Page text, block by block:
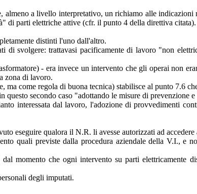
almeno a livello interpretativo, un richiamo alle
di parti elettriche attive (cfr. il punto 4 della direttiva citata).
distinti l'uno dall'altro.
svolgere: trattavasi pacificamente di lavoro "non
- era invece un intervento che gli operai non
zona di lavoro.
come regola di buona tecnica) stabilisce al punto 7.6
questo secondo caso "adottando le misure di prevenzione
interessata dal lavoro, l'adozione di provvedimenti
eseguire qualora il N.R. li avesse autorizzati ad accedere
quali previste dalla procedura aziendale della V.I., e
momento che ogni intervento su parti elettricamente
degli imputati.